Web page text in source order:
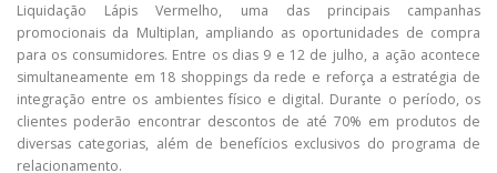
Liquidação Lápis Vermelho, uma das principais campanhas
promocionais da Multiplan, ampliando as oportunidades de compra
para os consumidores. Entre os dias 9 e 12 de julho, a ação acontece
simultaneamente em 18 shoppings da rede e reforça a estratégia de
integração entre os ambientes físico e digital. Durante o período, os
clientes poderão encontrar descontos de até 70% em produtos de
diversas categorias, além de benefícios exclusivos do programa de
relacionamento.